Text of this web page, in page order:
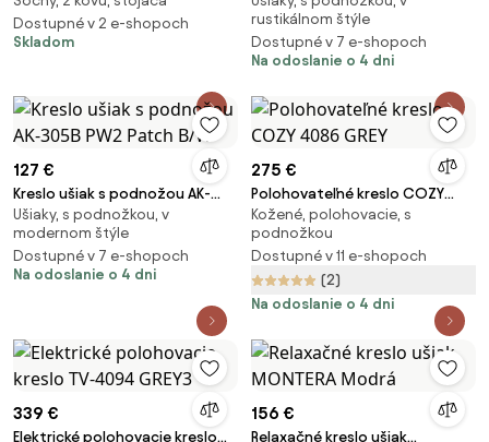
Dostupné v 2 e-shopoch
Skladom
rustikálnom štýle
Dostupné v 7 e-shopoch
Na odoslanie o 4 dni
127 €
Kreslo ušiak s podnožou AK-
305B PW2 Patch B/W
Ušiaky, s podnožkou, v
modernom štýle
Dostupné v 7 e-shopoch
Na odoslanie o 4 dni
275 €
Polohovateľné kreslo COZY
4086 GREY
Kožené, polohovacie, s
podnožkou
Dostupné v 11 e-shopoch
(2)
Na odoslanie o 4 dni
339 €
Elektrické polohovacie kreslo
156 €
Relaxačné kreslo ušiak